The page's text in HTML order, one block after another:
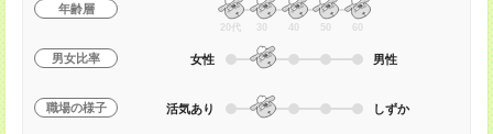
年齢層
20代 30 40 50 60
男女比率 女性 男性
職場の様子 活気あり しずか